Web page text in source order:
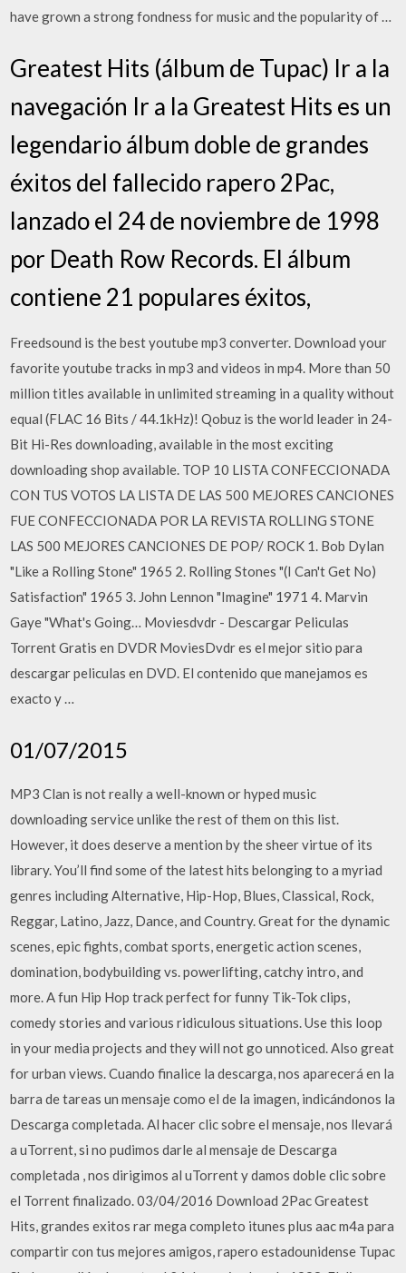
have grown a strong fondness for music and the popularity of …
Greatest Hits (álbum de Tupac) Ir a la
navegación Ir a la Greatest Hits es un
legendario álbum doble de grandes
éxitos del fallecido rapero 2Pac,
lanzado el 24 de noviembre de 1998
por Death Row Records. El álbum
contiene 21 populares éxitos,
Freedsound is the best youtube mp3 converter. Download your
favorite youtube tracks in mp3 and videos in mp4. More than 50
million titles available in unlimited streaming in a quality without
equal (FLAC 16 Bits / 44.1kHz)! Qobuz is the world leader in 24-
Bit Hi-Res downloading, available in the most exciting
downloading shop available. TOP 10 LISTA CONFECCIONADA
CON TUS VOTOS LA LISTA DE LAS 500 MEJORES CANCIONES
FUE CONFECCIONADA POR LA REVISTA ROLLING STONE
LAS 500 MEJORES CANCIONES DE POP/ ROCK 1. Bob Dylan
"Like a Rolling Stone" 1965 2. Rolling Stones "(I Can't Get No)
Satisfaction" 1965 3. John Lennon "Imagine" 1971 4. Marvin
Gaye "What's Going… Moviesdvdr - Descargar Peliculas
Torrent Gratis en DVDR MoviesDvdr es el mejor sitio para
descargar peliculas en DVD. El contenido que manejamos es
exacto y …
01/07/2015
MP3 Clan is not really a well-known or hyped music
downloading service unlike the rest of them on this list.
However, it does deserve a mention by the sheer virtue of its
library. You’ll find some of the latest hits belonging to a myriad
genres including Alternative, Hip-Hop, Blues, Classical, Rock,
Reggar, Latino, Jazz, Dance, and Country. Great for the dynamic
scenes, epic fights, combat sports, energetic action scenes,
domination, bodybuilding vs. powerlifting, catchy intro, and
more. A fun Hip Hop track perfect for funny Tik-Tok clips,
comedy stories and various ridiculous situations. Use this loop
in your media projects and they will not go unnoticed. Also great
for urban views. Cuando finalice la descarga, nos aparecerá en la
barra de tareas un mensaje como el de la imagen, indicándonos la
Descarga completada. Al hacer clic sobre el mensaje, nos llevará
a uTorrent, si no pudimos darle al mensaje de Descarga
completada , nos dirigimos al uTorrent y damos doble clic sobre
el Torrent finalizado. 03/04/2016 Download 2Pac Greatest
Hits, grandes exitos rar mega completo itunes plus aac m4a para
compartir con tus mejores amigos, rapero estadounidense Tupac